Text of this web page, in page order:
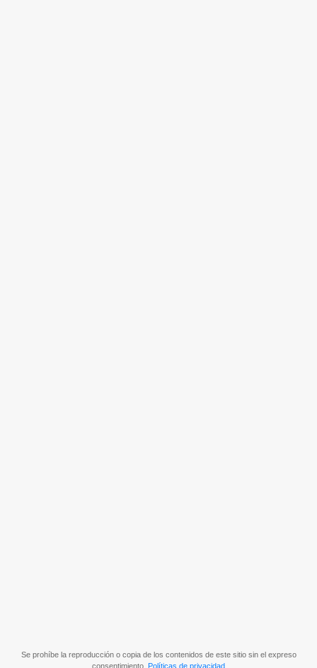
Se prohíbe la reproducción o copia de los contenidos de este sitio sin el expreso
consentimiento. Políticas de privacidad